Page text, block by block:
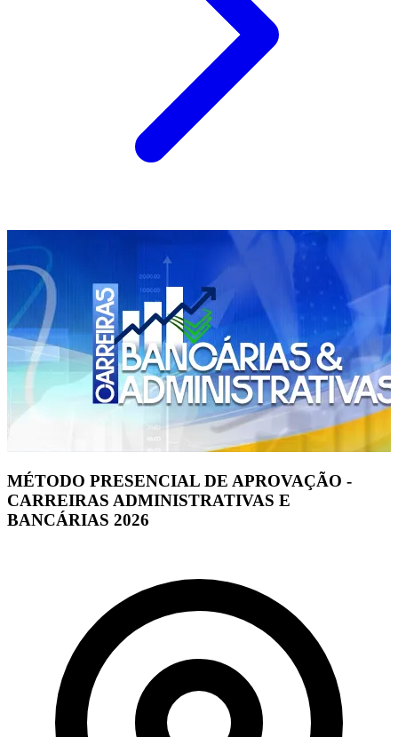
MÉTODO PRESENCIAL DE APROVAÇÃO -
CARREIRAS ADMINISTRATIVAS E
BANCÁRIAS 2026